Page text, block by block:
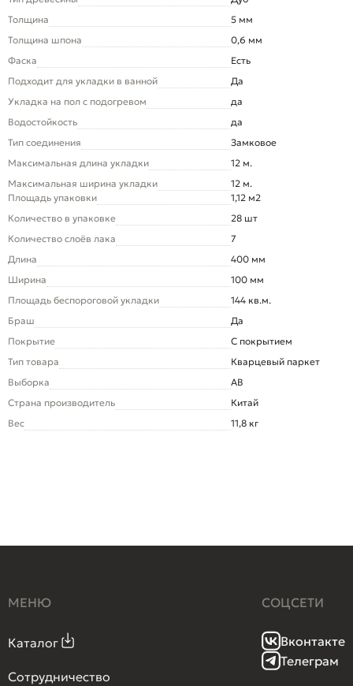
Толщина
5 мм
Толщина шпона
0,6 мм
Фаска
Есть
Подходит для укладки в ванной
Да
Укладка на пол c подогревом
да
Водостойкость
да
Тип соединения
Замковое
Максимальная длина укладки
12 м.
Максимальная ширина укладки
12 м.
Площадь упаковки
1,12 м2
Количество в упаковке
28 шт
Количество слоёв лака
7
Длина
400 мм
Ширина
100 мм
Площадь беспороговой укладки
144 кв.м.
Браш
Да
Покрытие
С покрытием
Тип товара
Кварцевый паркет
Выборка
AB
Страна производитель
Китай
Вес
11,8 кг
МЕНЮ
Каталог
Сотрудничество
СОЦСЕТИ
Вконтакте
Телеграм